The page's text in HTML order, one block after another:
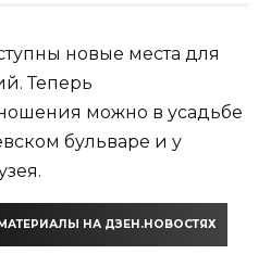
новые места для
Теперь
можно в усадьбе
бульваре и у
НА ДЗЕН.НОВОСТЯХ